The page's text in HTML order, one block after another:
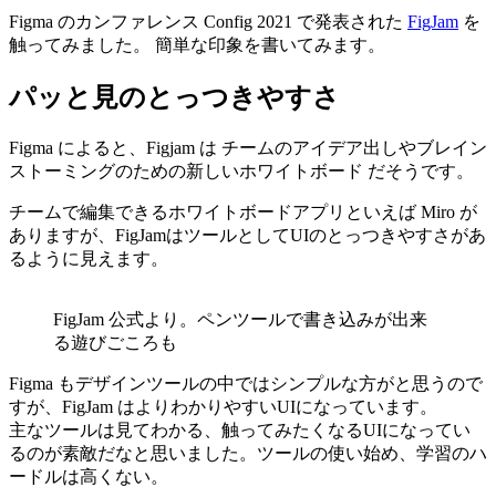
Figma のカンファレンス Config 2021 で発表された FigJam を
触ってみました。 簡単な印象を書いてみます。
パッと見のとっつきやすさ
Figma によると、Figjam は チームのアイデア出しやブレイン
ストーミングのための新しいホワイトボード だそうです。
チームで編集できるホワイトボードアプリといえば Miro が
ありますが、FigJamはツールとしてUIのとっつきやすさがあ
るように見えます。
FigJam 公式より。ペンツールで書き込みが出来
る遊びごころも
Figma もデザインツールの中ではシンプルな方がと思うので
すが、FigJam はよりわかりやすいUIになっています。
主なツールは見てわかる、触ってみたくなるUIになってい
るのが素敵だなと思いました。ツールの使い始め、学習のハ
ードルは高くない。